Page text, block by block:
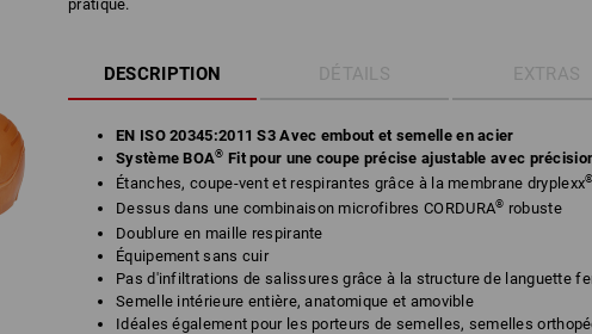
pratique.
DESCRIPTION DÉTAILS EXTRAS
EN ISO 20345:2011 S3 Avec embout et semelle en acier
Système BOA® Fit pour une coupe précise ajustable avec
Étanches, coupe-vent et respirantes grâce à la membrane dryplexx®
Dessus dans une combinaison microfibres CORDURA® robuste
Doublure en maille respirante
Équipement sans cuir
Pas d'infiltrations de salissures grâce à la structure de languette
Semelle intérieure entière, anatomique et amovible
Idéales également pour les porteurs de semelles, semelles